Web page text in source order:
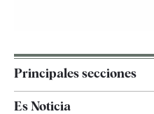
Principales secciones
Es Noticia